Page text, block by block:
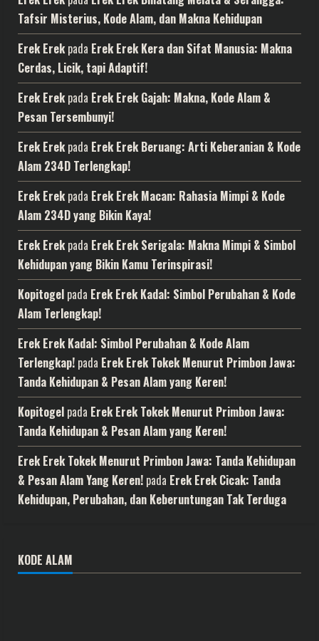
Tafsir Misterius, Kode Alam, dan Makna Kehidupan
Erek Erekpada Erek Erek Kera dan Sifat Manusia: Makna
Cerdas, Licik, tapi Adaptif!
Erek Erekpada Erek Erek Gajah: Makna, Kode Alam &
Pesan Tersembunyi!
Erek Erekpada Erek Erek Beruang: Arti Keberanian & Kode
Alam 234D Terlengkap!
Erek Erekpada Erek Erek Macan: Rahasia Mimpi & Kode
Alam 234D yang Bikin Kaya!
Erek Erekpada Erek Erek Serigala: Makna Mimpi & Simbol
Kehidupan yang Bikin Kamu Terinspirasi!
Kopitogel pada Erek Erek Kadal: Simbol Perubahan & Kode
Alam Terlengkap!
Erek Erek Kadal: Simbol Perubahan & Kode Alam
Terlengkap! pada Erek Erek Tokek Menurut Primbon Jawa:
Tanda Kehidupan & Pesan Alam yang Keren!
Kopitogel pada Erek Erek Tokek Menurut Primbon Jawa:
Tanda Kehidupan & Pesan Alam yang Keren!
Erek Erek Tokek Menurut Primbon Jawa: Tanda Kehidupan
& Pesan Alam Yang Keren! pada Erek Erek Cicak: Tanda
Kehidupan, Perubahan, dan Keberuntungan Tak Terduga
KODE ALAM